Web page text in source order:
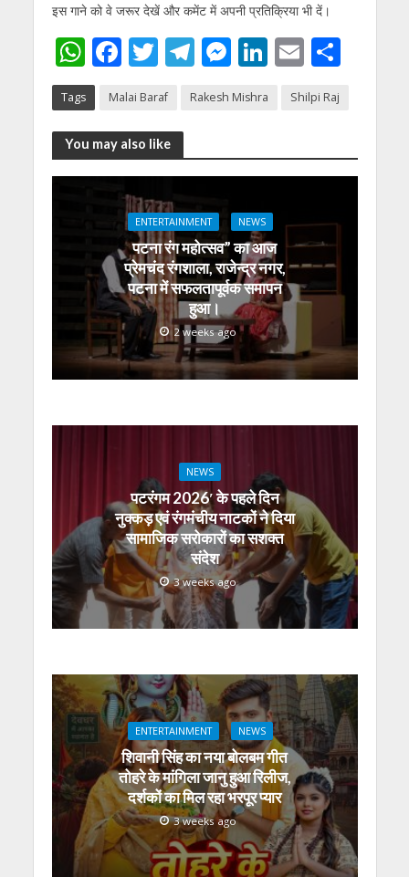
इस गाने को वे जरूर देखें और कमेंट में अपनी प्रतिक्रिया भी दें।
W
h
at
s
A
F
ac
e
b
o
o
k
T
w
itt
er
T
el
e
a
M
e
ss
n
er
Li
n
k
dI
E
m
ai
S
Tags Malai Baraf Rakesh Mishra Shilpi​ Raj
You may also like
ENTERTAINMENT NEWS
पटना रंग महोत्सव” का आज
प्रेमचंद रंगशाला, राजेन्द्र नगर,
पटना में सफलतापूर्वक समापन
हुआ।
2 weeks ago
NEWS
पटरंगम 2026′ के पहले दिन
नुक्कड़ एवं रंगमंचीय नाटकों ने दिया
सामाजिक सरोकारों का सशक्त
संदेश
3 weeks ago
ENTERTAINMENT NEWS
शिवानी सिंह का नया बोलबम गीत
तोहरे के मांगिला जानु हुआ रिलीज,
दर्शकों का मिल रहा भरपूर प्यार
3 weeks ago